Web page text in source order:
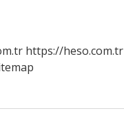
https://heso.com.tr